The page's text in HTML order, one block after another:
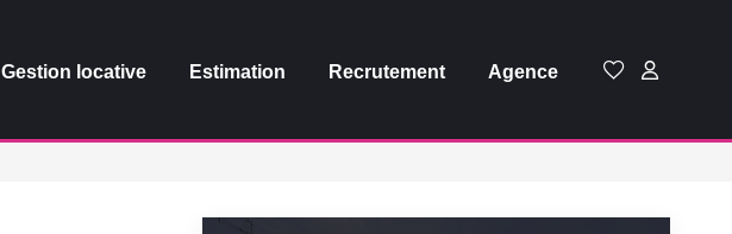
Gestion locative Estimation Recrutement Agence